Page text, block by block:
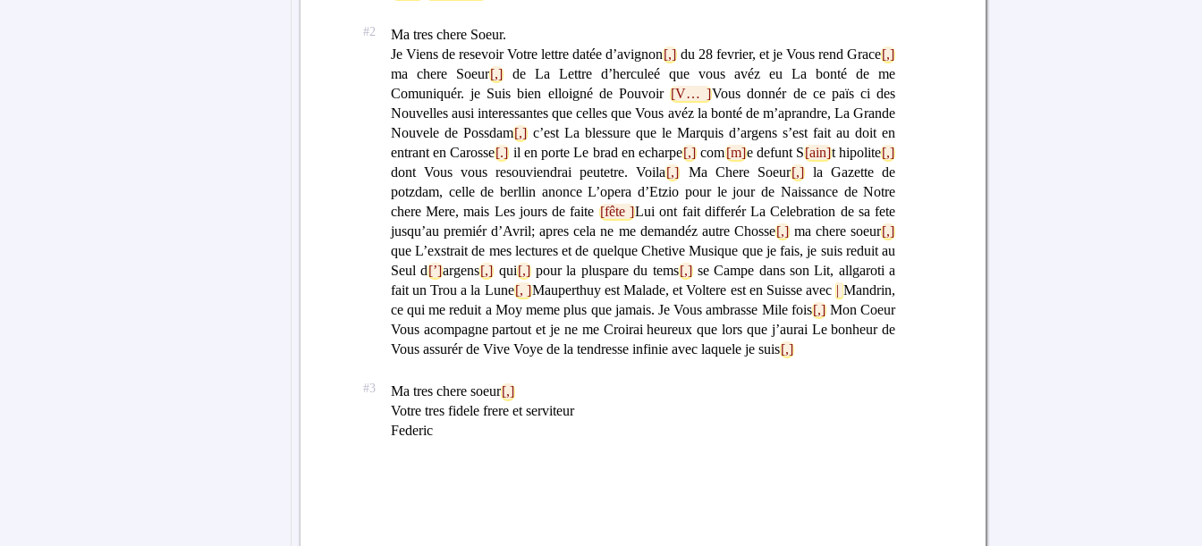
Ma tres chere Soeur.
Je Viens de resevoir Votre lettre datée d’avignon[,] du 28 fevrier, et je Vous rend Grace[,]
ma chere Soeur[,]de La Lettre d’herculeé que vous avéz eu La bonté de me
Comuniquér. je Suis bien elloigné de Pouvoir[V… ]Vous donnér de ce païs ci des
Nouvelles ausi interessantes que celles que Vous avéz la bonté de m’aprandre, La Grande
Nouvele de Possdam[,]c’est La blessure que le Marquis d’argens s’est fait au doit en
entrant en Carosse[.] il en porte Le brad en echarpe[,] com[m]e defunt S[ain]t hipolite[,]
dont Vous vous resouviendrai peutetre. Voila[,] Ma Chere Soeur[,]la Gazette de
potzdam, celle de berllin anonce L’opera d’Etzio pour le jour de Naissance de Notre
chere Mere, mais Les jours de faite [fête ]Lui ont fait differér La Celebration de sa fete
jusqu’au premiér d’Avril; apres cela ne me demandéz autre Chosse[,]ma chere soeur[,]
que L’exstrait de mes lectures et de quelque Chetive Musique que je fais, je suis reduit au
Seul d[’]argens[,] qui[,]pour la pluspare du tems[,]se Campe dans son Lit, allgaroti a
fait un Trou a la Lune[, ]Mauperthuy est Malade, et Voltere est en Suisse avec | Mandrin,
ce qui me reduit a Moy meme plus que jamais. Je Vous ambrasse Mile fois[,]Mon Coeur
Vous acompagne partout et je ne me Croirai heureux que lors que j’aurai Le bonheur de
Vous assurér de Vive Voye de la tendresse infinie avec laquele je suis[,]
Ma tres chere soeur[,]
Votre tres fidele frere et serviteur
Federic